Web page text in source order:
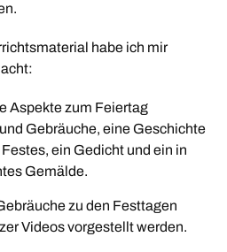
habe ich mir
Aspekte zum Feiertag
Gebräuche, eine Geschichte
ein Gedicht und ein in
Gemälde.
zu den Festtagen
Videos vorgestellt werden.